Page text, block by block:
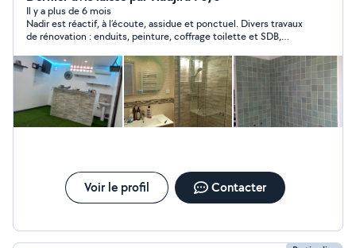
Il y a plus de 6 mois
Nadir est réactif, à l’écoute, assidue et ponctuel. Divers travaux
de rénovation : enduits, peinture, coffrage toilette et SDB,
Nous avons aimé son professionnalisme et les options
proposées. Nous ferons appel à lui avec plaisir pour la cuisine
et notre salon. Merci Nadir de nous avoir redonné confiance. À
très vite pour de nouveaux exploits!
Voir le profil Contacter